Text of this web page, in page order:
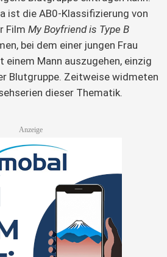
ist die AB0-Klassifizierung von
Film My Boyfriend is Type B
bei dem einer jungen Frau
Mann auszugehen, einzig
Blutgruppe. Zeitweise widmeten
dieser Thematik.